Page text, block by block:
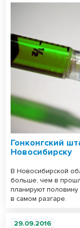
Гонконгский
Новосибирску
В Новосибирской
больше, чем в
планируют
в самом разгаре.
29.09.2016